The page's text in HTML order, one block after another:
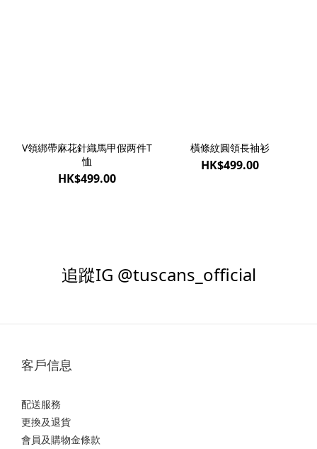
V領綁帶麻花針織馬甲假两件T
恤
HK$499.00
橫條紋圓領長袖衫
HK$499.00
追蹤IG @tuscans_official
客戶信息
配送服務
更換及退貨
會員及購物金條款